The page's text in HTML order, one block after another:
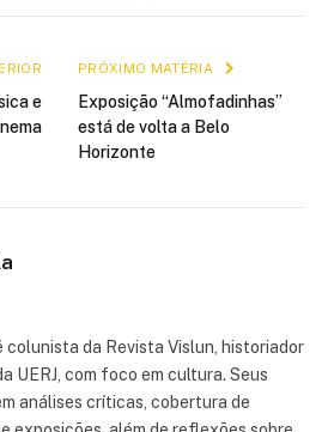
e
PRÓXIMO MATÉRIA
Exposição “Almofadinhas”
está de volta a Belo
Horizonte
colunista da Revista Vislun, historiador
UERJ, com foco em cultura. Seus
análises críticas, cobertura de